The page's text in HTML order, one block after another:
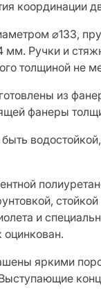
координации
⌀133,
мм. Ручки и
толщиной не
из
фанеры
и
яркими